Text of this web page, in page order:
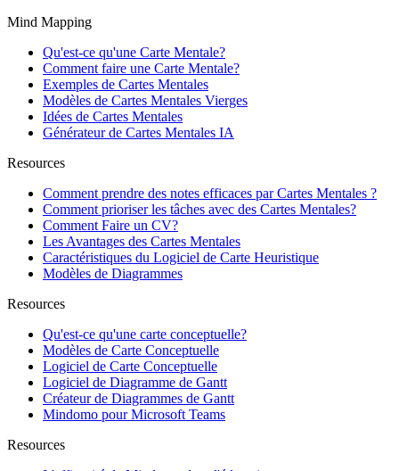
Mind Mapping
Qu'est-ce qu'une Carte Mentale?
Comment faire une Carte Mentale?
Exemples de Cartes Mentales
Modèles de Cartes Mentales Vierges
Idées de Cartes Mentales
Générateur de Cartes Mentales IA
Resources
Comment prendre des notes efficaces par Cartes Mentales ?
Comment prioriser les tâches avec des Cartes Mentales?
Comment Faire un CV?
Les Avantages des Cartes Mentales
Caractéristiques du Logiciel de Carte Heuristique
Modèles de Diagrammes
Resources
Qu'est-ce qu'une carte conceptuelle?
Modèles de Carte Conceptuelle
Logiciel de Carte Conceptuelle
Logiciel de Diagramme de Gantt
Créateur de Diagrammes de Gantt
Mindomo pour Microsoft Teams
Resources